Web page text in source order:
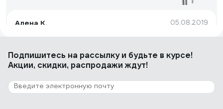
Алена К. 05.08.2019
Цена
25 отзывов
Отзыв о Grohe Costa S
Подпишитесь на рассылкуи будьте в курсе!
Акции, скидки, распродажи ждут!